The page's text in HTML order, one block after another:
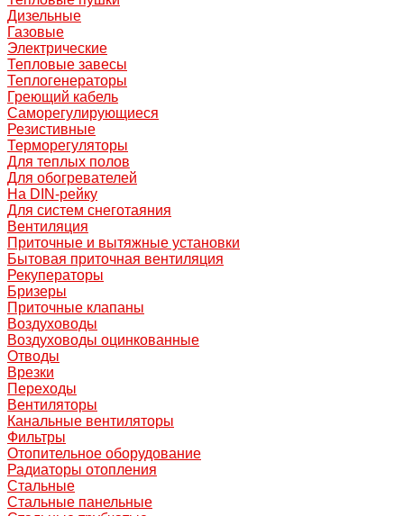
Дизельные
Газовые
Электрические
Тепловые завесы
Теплогенераторы
Греющий кабель
Саморегулирующиеся
Резистивные
Терморегуляторы
Для теплых полов
Для обогревателей
На DIN-рейку
Для систем снеготаяния
Вентиляция
Приточные и вытяжные установки
Бытовая приточная вентиляция
Рекуператоры
Бризеры
Приточные клапаны
Воздуховоды
Воздуховоды оцинкованные
Отводы
Врезки
Переходы
Вентиляторы
Канальные вентиляторы
Фильтры
Отопительное оборудование
Радиаторы отопления
Стальные
Стальные панельные